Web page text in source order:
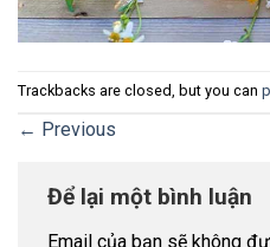
Trackbacks are closed, but you can
← Previous
Để lại một bình luận
Email của bạn sẽ không